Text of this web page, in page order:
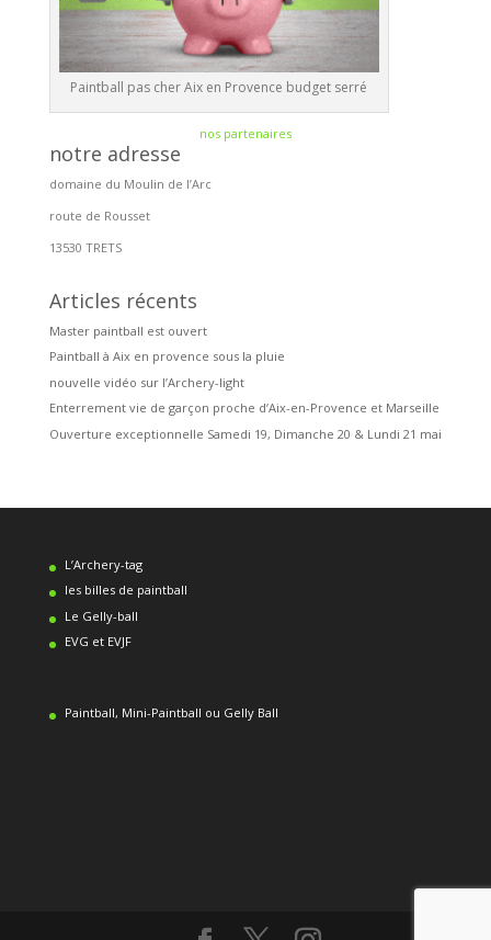
Paintball pas cher Aix en Provence budget serré
nos partenaires
notre adresse
domaine du Moulin de l’Arc
route de Rousset
13530 TRETS
Articles récents
Master paintball est ouvert
Paintball à Aix en provence sous la pluie
nouvelle vidéo sur l’Archery-light
Enterrement vie de garçon proche d’Aix-en-Provence et Marseille
Ouverture exceptionnelle Samedi 19, Dimanche 20 & Lundi 21 mai
L’Archery-tag
les billes de paintball
Le Gelly-ball
EVG et EVJF
Paintball, Mini-Paintball ou Gelly Ball